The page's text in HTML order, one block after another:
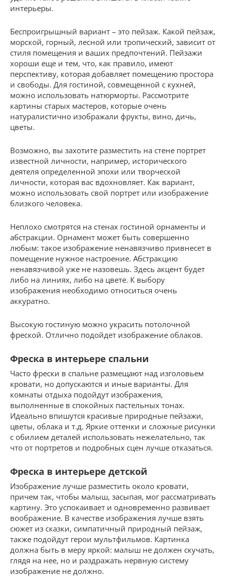
интерьеры.
Беспроигрышный вариант – это пейзаж. Какой пейзаж,
морской, горный, лесной или тропический, зависит от
стиля помещения и ваших предпочтений. Пейзажи
хороши еще и тем, что, как правило, имеют
перспективу, которая добавляет помещению простора
и свободы. Для гостиной, совмещенной с кухней,
можно использовать натюрморты. Рассмотрите
картины старых мастеров, которые очень
натуралистично изображали фрукты, вино, дичь,
цветы.
Возможно, вы захотите разместить на стене портрет
известной личности, например, исторического
деятеля определенной эпохи или творческой
личности, которая вас вдохновляет. Как вариант,
можно использовать свой портрет или изображение
близкого человека.
Неплохо смотрятся на стенах гостиной орнаменты и
абстракции. Орнамент может быть совершенно
любым: такое изображение ненавязчиво привнесет в
помещение нужное настроение. Абстракцию
ненавязчивой уже не назовешь. Здесь акцент будет
либо на линиях, либо на цвете. К выбору
изображения необходимо относиться очень
аккуратно.
Высокую гостиную можно украсить потолочной
фреской. Отлично подойдет изображение облаков.
Фреска в интерьере спальни
Часто фрески в спальне размещают над изголовьем
кровати, но допускаются и иные варианты. Для
комнаты отдыха подойдут изображения,
выполненные в спокойных пастельных тонах.
Идеально впишутся красивые природные пейзажи,
цветы, облака и т.д. Яркие оттенки и сложные рисунки
с обилием деталей использовать нежелательно, так
что от портретов и подробных сцен лучше отказаться.
Фреска в интерьере детской
Изображение лучше разместить около кровати,
причем так, чтобы малыш, засыпая, мог рассматривать
картину. Это успокаивает и одновременно развивает
воображение. В качестве изображения лучше взять
сюжет из сказки, симпатичный природный пейзаж,
также подойдут герои мультфильмов. Картинка
должна быть в меру яркой: малыш не должен скучать,
глядя на нее, но и раздражать нервную систему
изображение не должно.